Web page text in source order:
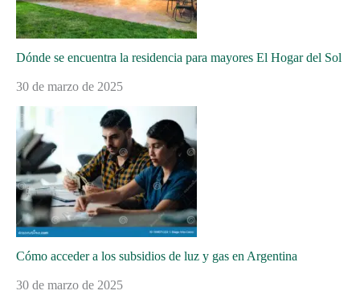
Dónde se encuentra la residencia para mayores El Hogar del Sol
30 de marzo de 2025
Cómo acceder a los subsidios de luz y gas en Argentina
30 de marzo de 2025